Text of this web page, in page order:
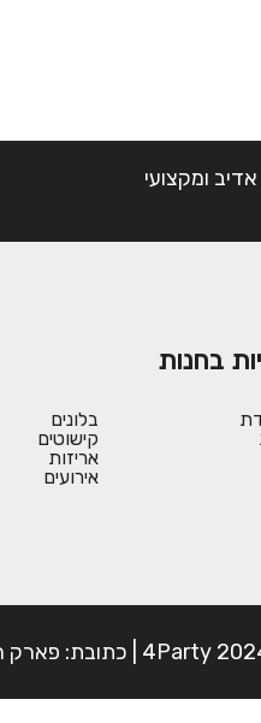
ומקצועי
בחנות
בלונים
קישוטים
אריזות
אירועים